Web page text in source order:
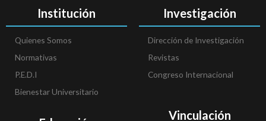
Institución
Quienes Somos
Normativas
P.E.D.I
Bienestar Universitario
Investigación
Dirección de Investigación
Revistas
Congreso Internacional
Vinculación